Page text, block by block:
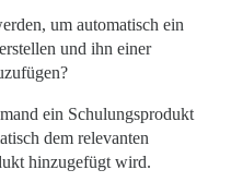
um automatisch ein
und ihn einer
ein Schulungsprodukt
dem relevanten
hinzugefügt wird.